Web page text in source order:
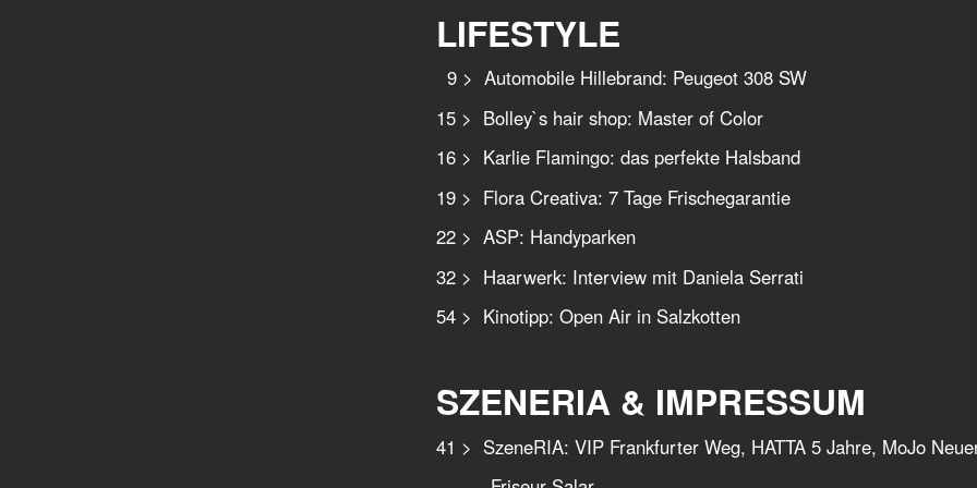
LIFESTYLE
9 > Automobile Hillebrand: Peugeot 308 SW
15 > Bolley`s hair shop: Master of Color
16 > Karlie Flamingo: das perfekte Halsband
19 > Flora Creativa: 7 Tage Frischegarantie
22 > ASP: Handyparken
32 > Haarwerk: Interview mit Daniela Serrati
54 > Kinotipp: Open Air in Salzkotten
SZENERIA & IMPRESSUM
41 > SzeneRIA: VIP Frankfurter Weg, HATTA 5 Jahre, MoJo